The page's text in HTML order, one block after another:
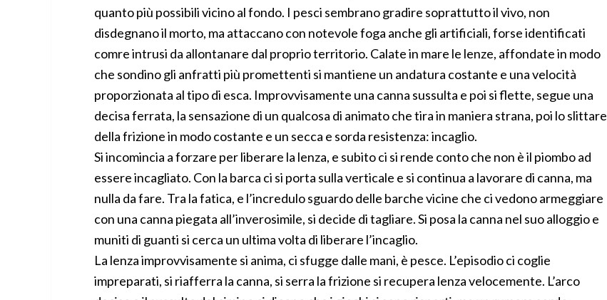
quanto più possibili vicino al fondo. I pesci sembrano gradire soprattutto il vivo, non
disdegnano il morto, ma attaccano con notevole foga anche gli artificiali, forse identificati
comre intrusi da allontanare dal proprio territorio. Calate in mare le lenze, affondate in modo
che sondino gli anfratti più promettenti si mantiene un andatura costante e una velocità
proporzionata al tipo di esca. Improvvisamente una canna sussulta e poi si flette, segue una
decisa ferrata, la sensazione di un qualcosa di animato che tira in maniera strana, poi lo slittare
della frizione in modo costante e un secca e sorda resistenza: incaglio.
Si incomincia a forzare per liberare la lenza, e subito ci si rende conto che non è il piombo ad
essere incagliato. Con la barca ci si porta sulla verticale e si continua a lavorare di canna, ma
nulla da fare. Tra la fatica, e l’incredulo sguardo delle barche vicine che ci vedono armeggiare
con una canna piegata all’inverosimile, si decide di tagliare. Si posa la canna nel suo alloggio e
muniti di guanti si cerca un ultima volta di liberare l’incaglio.
La lenza improvvisamente si anima, ci sfugge dalle mani, è pesce. L’episodio ci coglie
impreparati, si riafferra la canna, si serra la frizione si recupera lenza velocemente. L’arco